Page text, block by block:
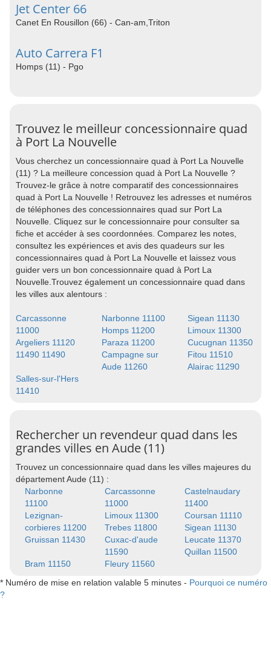
Jet Center 66
Canet En Rousillon (66) - Can-am,Triton
Auto Carrera F1
Homps (11) - Pgo
Trouvez le meilleur concessionnaire quad
à Port La Nouvelle
Vous cherchez un concessionnaire quad à Port La Nouvelle
(11) ? La meilleure concession quad à Port La Nouvelle ?
Trouvez-le grâce à notre comparatif des concessionnaires
quad à Port La Nouvelle ! Retrouvez les adresses et numéros
de téléphones des concessionnaires quad sur Port La
Nouvelle. Cliquez sur le concessionnaire pour consulter sa
fiche et accéder à ses coordonnées. Comparez les notes,
consultez les expériences et avis des quadeurs sur les
concessionnaires quad à Port La Nouvelle et laissez vous
guider vers un bon concessionnaire quad à Port La
Nouvelle.Trouvez également un concessionnaire quad dans
les villes aux alentours :
Carcassonne
11000
Narbonne 11100
Sigean 11130
Homps 11200
Limoux 11300
Argeliers 11120
Paraza 11200
Cucugnan 11350
11490 11490
Campagne sur
Aude 11260
Fitou 11510
Alairac 11290
Salles-sur-l'Hers
11410
Rechercher un revendeur quad dans les
grandes villes en Aude (11)
Trouvez un concessionnaire quad dans les villes majeures du
département Aude (11) :
Narbonne
11100
Carcassonne
11000
Castelnaudary
11400
Lezignan-
corbieres 11200
Limoux 11300
Coursan 11110
Trebes 11800
Sigean 11130
Gruissan 11430
Cuxac-d'aude
11590
Leucate 11370
Quillan 11500
Bram 11150
Fleury 11560
* Numéro de mise en relation valable 5 minutes - Pourquoi ce numéro
?